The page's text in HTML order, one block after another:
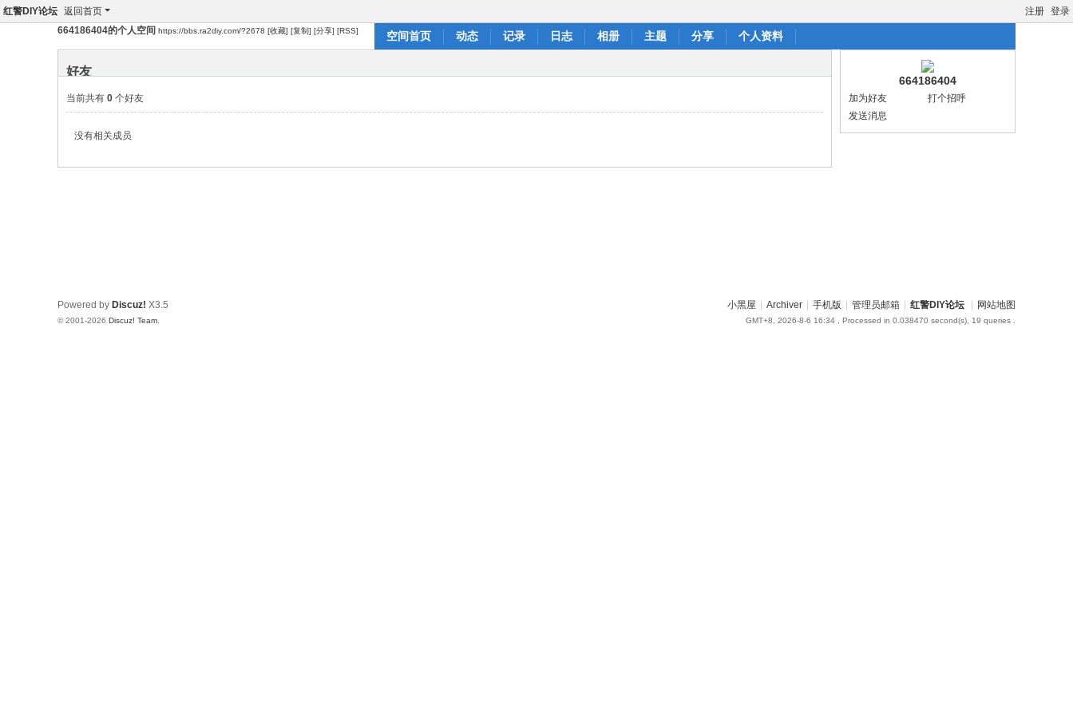
注册 登录
红警DIY论坛 返回首页
664186404的个人空间 https://bbs.ra2diy.com/?2678 [收藏] [复制] [分享] [RSS] 空间首页 动态 记录 日志 相册 主题 分享 个人资料
好友
当前共有 0 个好友
没有相关成员
664186404
加为好友
打个招呼
发送消息
小黑屋 Archiver 手机版 管理员邮箱 红警DIY论坛 网站地图
GMT+8, 2026-8-6 16:34 , Processed in 0.038470 second(s), 19 queries .
Powered by Discuz! X3.5
© 2001-2026 Discuz! Team